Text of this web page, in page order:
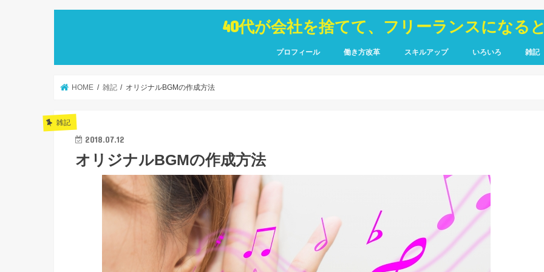
40代が会社を捨てて、フリーランスになる
プロフィール 働き方改革 スキルアップ いろいろ 雑記
HOME 雑記 オリジナルBGMの作成方法
雑記
2018.07.12
オリジナルBGMの作成方法